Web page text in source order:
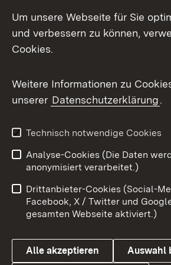
Facebook
X / Twitter
Youtube
Impressum
Kontakt
Barrierefreiheit
Cookies
Um unsere Webseite für Sie
und verbessern zu können,
Cookies.
Weitere Informationen zu
unserer Datenschutzerklärung.
Technisch notwendige Cookies
Analyse-Cookies (Die Daten
anonymisiert verarbeitet.)
Drittanbieter-Cookies (Social-
Facebook, X / Twitter und
gesamten Webseite aktiviert.)
Alle akzeptieren Auswahl